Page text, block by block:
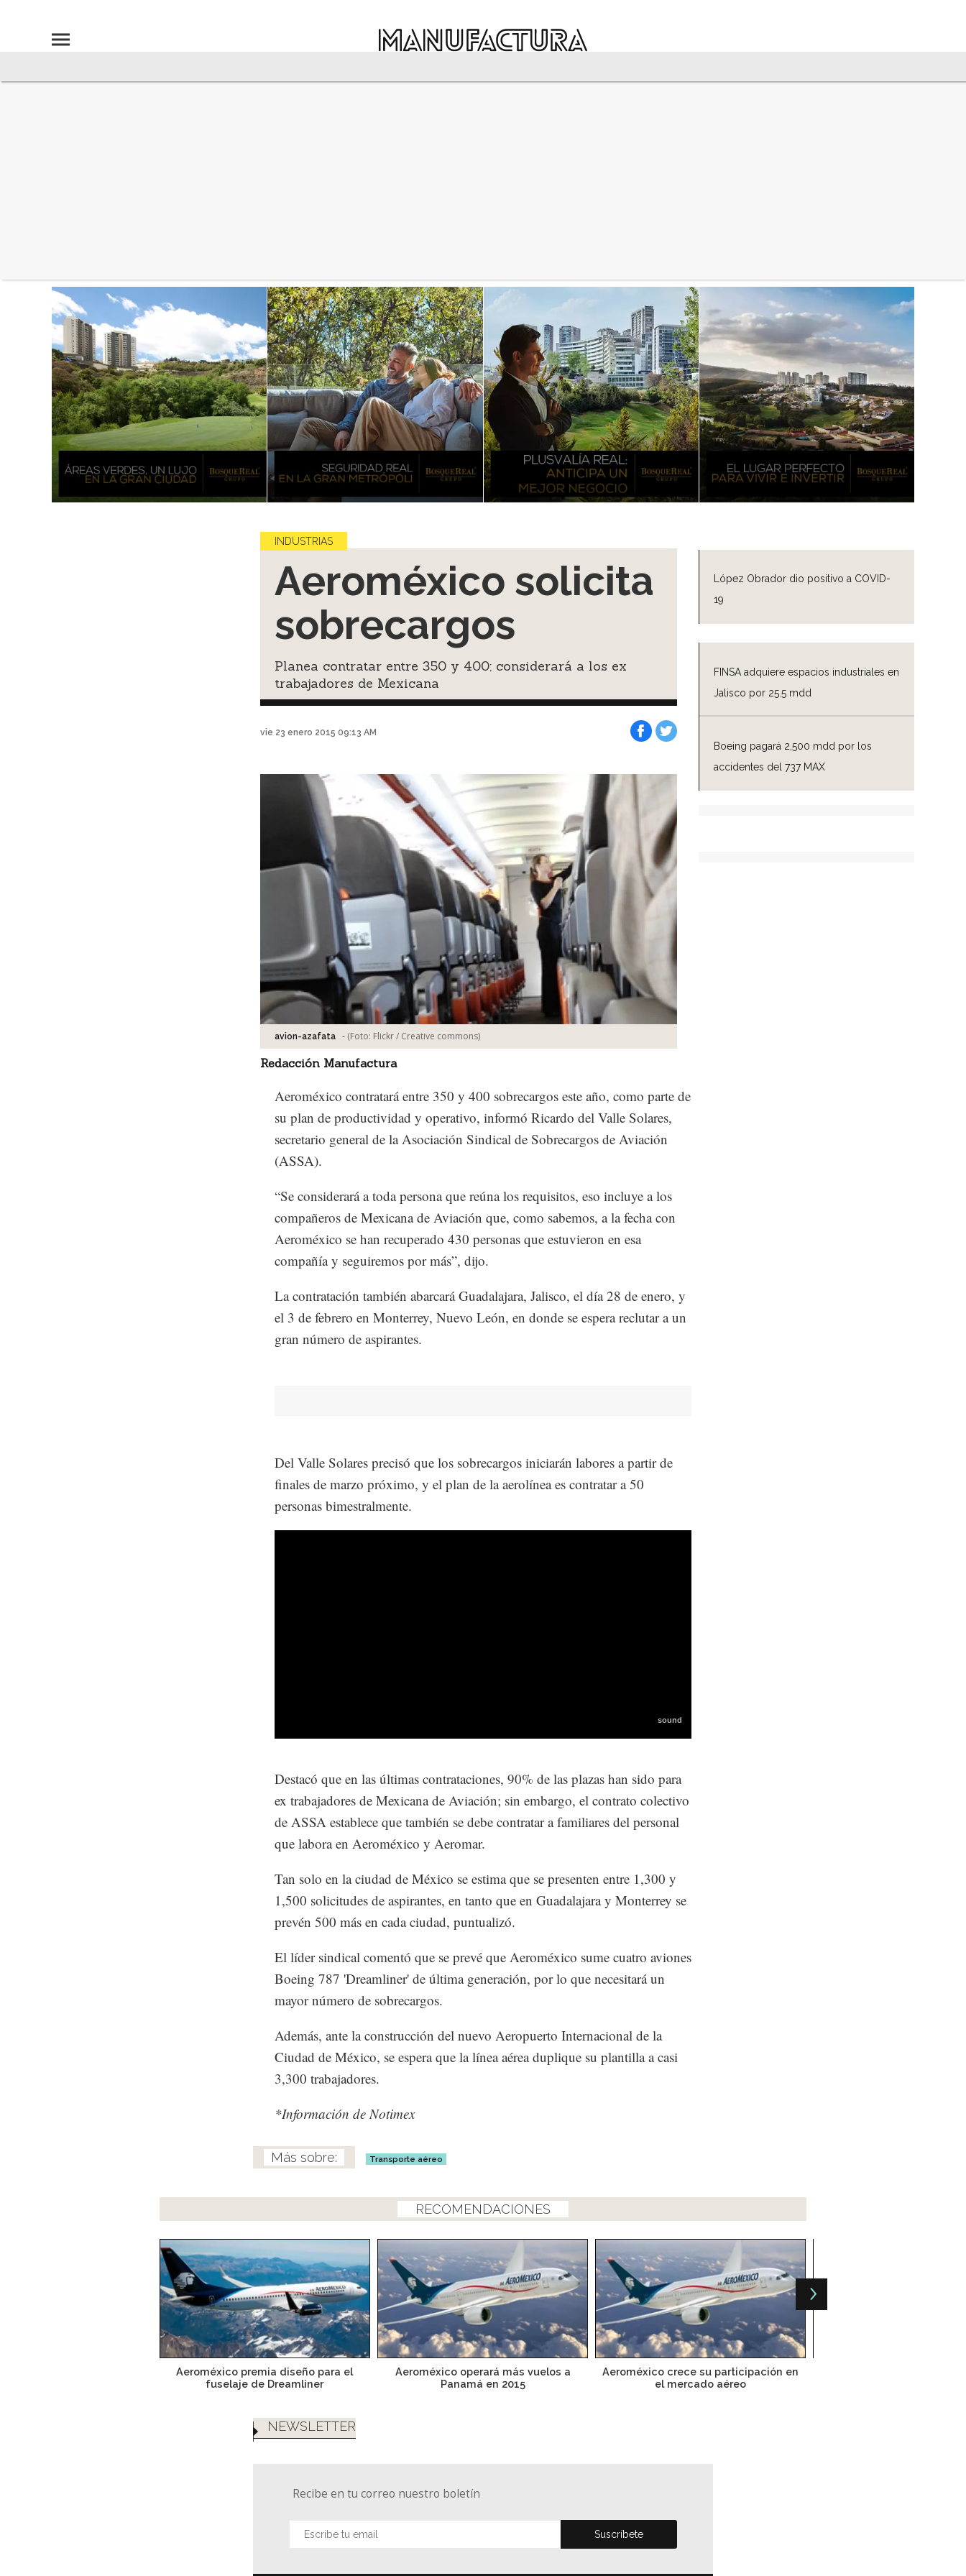
López Obrador dio positivo a COVID-
19
FINSA adquiere espacios industriales en
Jalisco por 25.5 mdd
Boeing pagará 2,500 mdd por los
accidentes del 737 MAX
INDUSTRIAS
Aeroméxico solicita
sobrecargos
Planea contratar entre 350 y 400; considerará a los ex
trabajadores de Mexicana
vie 23 enero 2015 09:13 AM
avion-azafata - (Foto: Flickr / Creative commons)
Redacción Manufactura
Aeroméxico contratará entre 350 y 400 sobrecargos este año, como parte de
su plan de productividad y operativo, informó Ricardo del Valle Solares,
secretario general de la Asociación Sindical de Sobrecargos de Aviación
(ASSA).
“Se considerará a toda persona que reúna los requisitos, eso incluye a los
compañeros de Mexicana de Aviación que, como sabemos, a la fecha con
Aeroméxico se han recuperado 430 personas que estuvieron en esa
compañía y seguiremos por más”, dijo.
La contratación también abarcará Guadalajara, Jalisco, el día 28 de enero, y
el 3 de febrero en Monterrey, Nuevo León, en donde se espera reclutar a un
gran número de aspirantes.
Del Valle Solares precisó que los sobrecargos iniciarán labores a partir de
finales de marzo próximo, y el plan de la aerolínea es contratar a 50
personas bimestralmente.
Destacó que en las últimas contrataciones, 90% de las plazas han sido para
ex trabajadores de Mexicana de Aviación; sin embargo, el contrato colectivo
de ASSA establece que también se debe contratar a familiares del personal
que labora en Aeroméxico y Aeromar.
Tan solo en la ciudad de México se estima que se presenten entre 1,300 y
1,500 solicitudes de aspirantes, en tanto que en Guadalajara y Monterrey se
prevén 500 más en cada ciudad, puntualizó.
El líder sindical comentó que se prevé que Aeroméxico sume cuatro aviones
Boeing 787 'Dreamliner' de última generación, por lo que necesitará un
mayor número de sobrecargos.
Además, ante la construcción del nuevo Aeropuerto Internacional de la
Ciudad de México, se espera que la línea aérea duplique su plantilla a casi
3,300 trabajadores.
*Información de Notimex
Transporte aéreo
RECOMENDACIONES
Aeroméxico premia diseño para el
fuselaje de Dreamliner
Aeroméxico operará más vuelos a
Panamá en 2015
Aeroméxico crece su participación en
el mercado aéreo
NEWSLETTER
Recibe en tu correo nuestro boletín